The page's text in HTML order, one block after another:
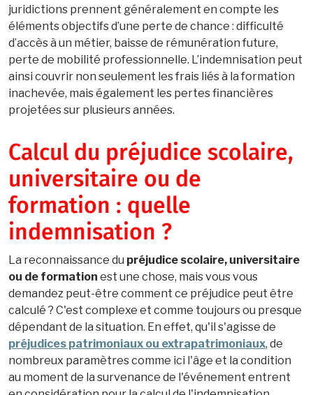
juridictions prennent généralement en compte les
éléments objectifs d’une perte de chance : difficulté
d’accès à un métier, baisse de rémunération future,
perte de mobilité professionnelle. L’indemnisation peut
ainsi couvrir non seulement les frais liés à la formation
inachevée, mais également les pertes financières
projetées sur plusieurs années.
Calcul du préjudice scolaire,
universitaire ou de
formation : quelle
indemnisation ?
La reconnaissance du préjudice scolaire, universitaire
ou de formation est une chose, mais vous vous
demandez peut-être comment ce préjudice peut être
calculé ? C'est complexe et comme toujours ou presque
dépendant de la situation. En effet, qu'il s'agisse de
préjudices patrimoniaux ou extrapatrimoniaux, de
nombreux paramètres comme ici l'âge et la condition
au moment de la survenance de l'événement entrent